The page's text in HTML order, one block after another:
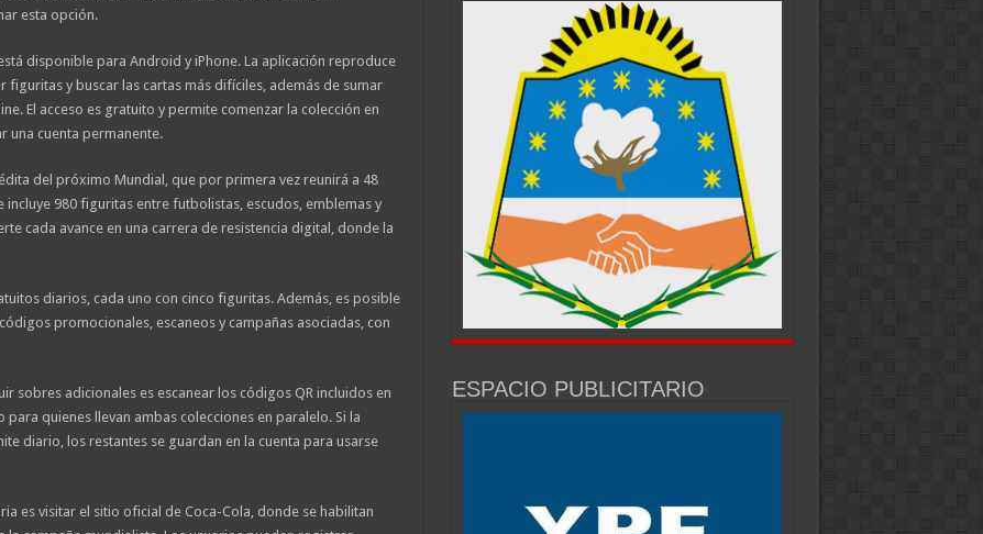
esta opción.
disponible para Android y iPhone. La aplicación reproduce
y buscar las cartas más difíciles, además de sumar
El acceso es gratuito y permite comenzar la colección en
una cuenta permanente.
del próximo Mundial, que por primera vez reunirá a 48
incluye 980 figuritas entre futbolistas, escudos, emblemas y
cada avance en una carrera de resistencia digital, donde la
diarios, cada uno con cinco figuritas. Además, es posible
promocionales, escaneos y campañas asociadas, con
sobres adicionales es escanear los códigos QR incluidos en
quienes llevan ambas colecciones en paralelo. Si la
diario, los restantes se guardan en la cuenta para usarse
es visitar el sitio oficial de Coca-Cola, donde se habilitan
ESPACIO PUBLICITARIO